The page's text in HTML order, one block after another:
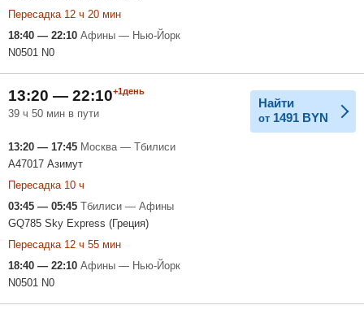
Пересадка 12 ч 20 мин
18:40 — 22:10 Афины — Нью-Йорк
N0501 N0
13:20 — 22:10+1день
39 ч 50 мин в пути
Найти
от 1491 BYN
13:20 — 17:45 Москва — Тбилиси
A47017 Азимут
Пересадка 10 ч
03:45 — 05:45 Тбилиси — Афины
GQ785 Sky Express (Греция)
Пересадка 12 ч 55 мин
18:40 — 22:10 Афины — Нью-Йорк
N0501 N0